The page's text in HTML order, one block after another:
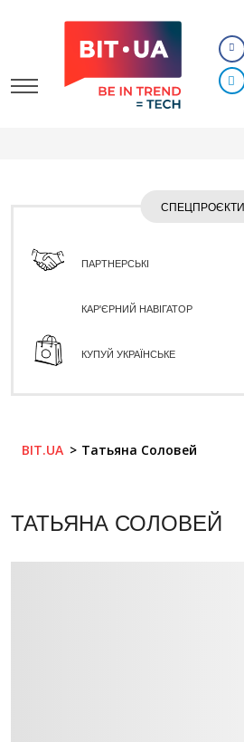
СПЕЦПРОЄКТИ
ПАРТНЕРСЬКІ
КАР'ЄРНИЙ НАВІГАТОР
КУПУЙ УКРАЇНСЬКЕ
BIT.UA Татьяна Соловей
ТАТЬЯНА СОЛОВЕЙ